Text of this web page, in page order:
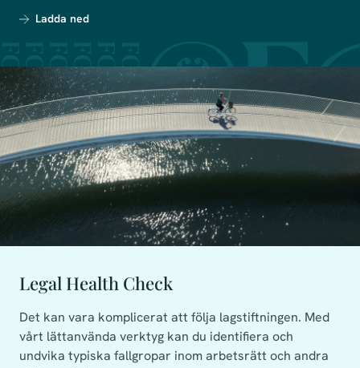
Ladda ned
Legal Health Check
Det kan vara komplicerat att följa lagstiftningen. Med
vårt lättanvända verktyg kan du identifiera och
undvika typiska fallgropar inom arbetsrätt och andra